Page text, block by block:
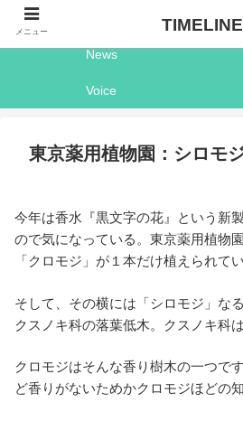
News
Voice
東京薬用植物園：シロモ
今年は香水『黒文字の花』という新
ので気になっている。東京薬用植物
「クロモジ」が１本だけ植えられてい
そして、その横には「シロモジ」な
クスノキ科の落葉低木。クスノキ科
クロモジはそんな香り樹木の一つで
ど香りがないためかクロモジほどの
メニュー TIMELINE